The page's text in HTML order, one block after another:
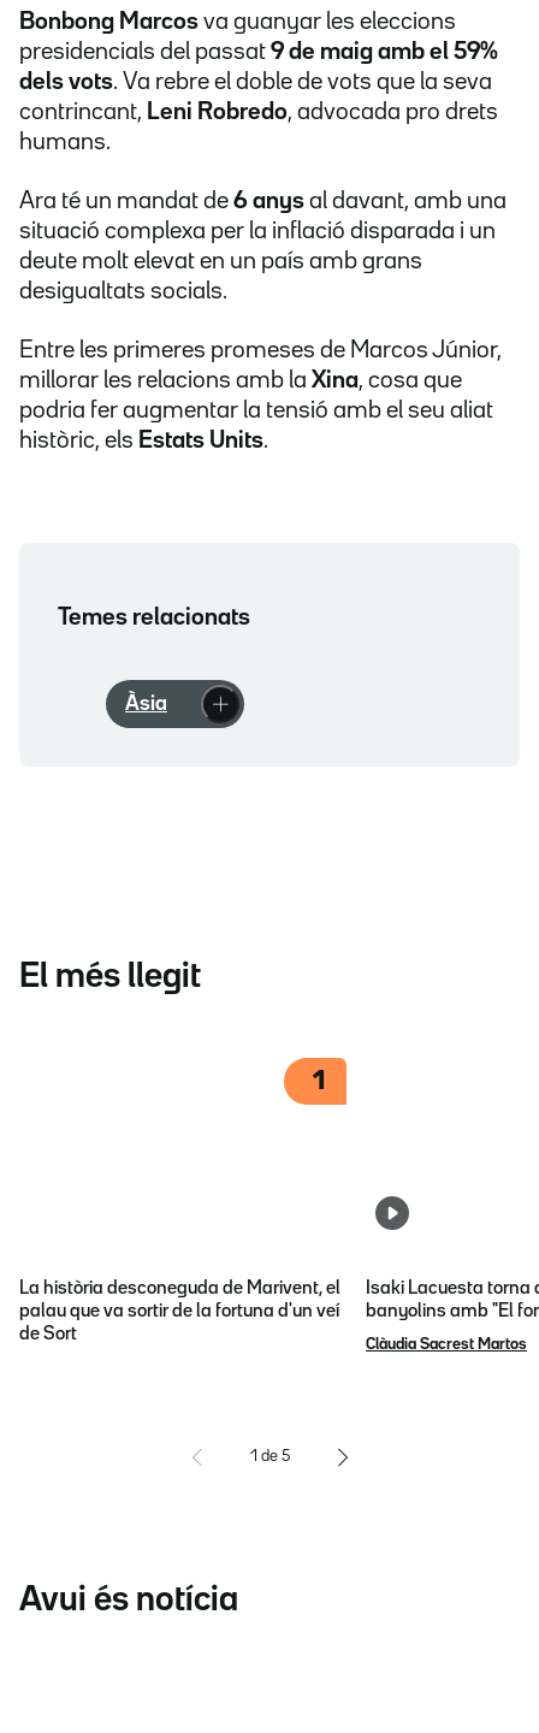
Bonbong Marcos va guanyar les eleccions
presidencials del passat 9 de maig amb el 59%
dels vots. Va rebre el doble de vots que la seva
contrincant, Leni Robredo, advocada pro drets
humans.
Ara té un mandat de 6 anys al davant, amb una
situació complexa per la inflació disparada i un
deute molt elevat en un país amb grans
desigualtats socials.
Entre les primeres promeses de Marcos Júnior,
millorar les relacions amb la Xina, cosa que
podria fer augmentar la tensió amb el seu aliat
històric, els Estats Units.
Temes relacionats
Àsia
El més llegit
1
La història desconeguda de Marivent, el
palau que va sortir de la fortuna d'un veí
de Sort
Isaki Lacuesta torna
banyolins amb "El
Clàudia Sacrest Martos
1 de 5
Avui és notícia